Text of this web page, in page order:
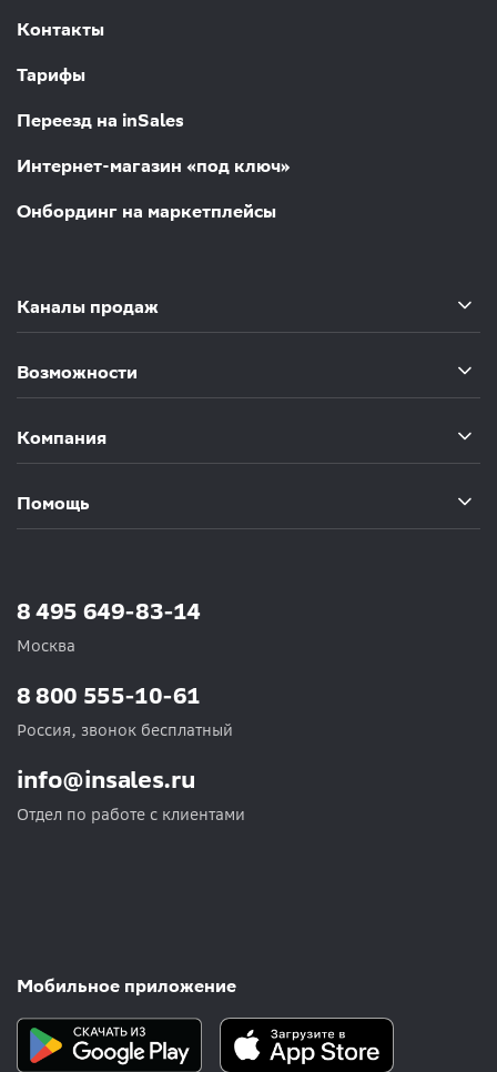
Контакты
Тарифы
Переезд на inSales
Интернет-магазин «под ключ»
Онбординг на маркетплейсы
Каналы продаж
Возможности
Компания
Помощь
8 495 649-83-14
Москва
info@insales.ru
Отдел по работе с клиентами
8 800 555-10-61
Россия, звонок бесплатный
Мобильное приложение